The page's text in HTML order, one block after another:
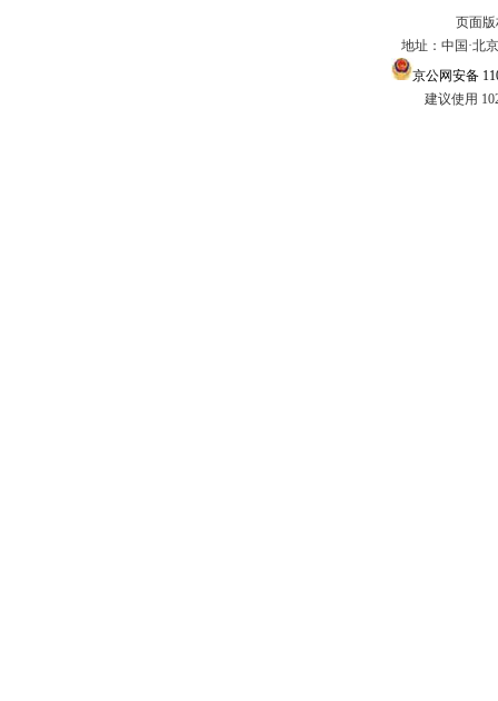
页面
地址：中国·北
京公网安备
建议使用